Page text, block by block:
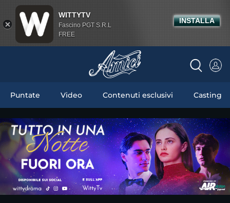
Puntate Video Contenuti esclusivi Casting
WITTYTV
Fascino PGT S.R.L
FREE
INSTALLA